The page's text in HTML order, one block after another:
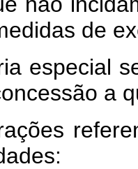
de
especial
a